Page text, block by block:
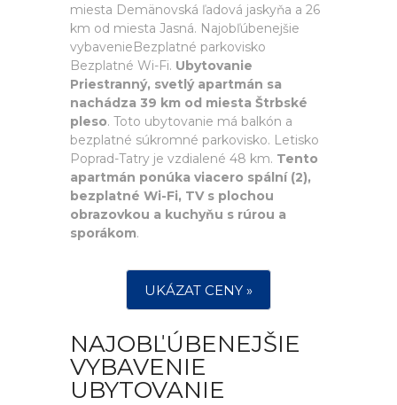
miesta Demänovská ľadová jaskyňa a 26
km od miesta Jasná. Najobľúbenejšie
vybavenieBezplatné parkovisko
Bezplatné Wi-Fi. Ubytovanie
Priestranný, svetlý apartmán sa
nachádza 39 km od miesta Štrbské
pleso. Toto ubytovanie má balkón a
bezplatné súkromné parkovisko. Letisko
Poprad-Tatry je vzdialené 48 km. Tento
apartmán ponúka viacero spální (2),
bezplatné Wi-Fi, TV s plochou
obrazovkou a kuchyňu s rúrou a
sporákom.
UKÁZAT CENY »
NAJOBĽÚBENEJŠIE
VYBAVENIE
UBYTOVANIE